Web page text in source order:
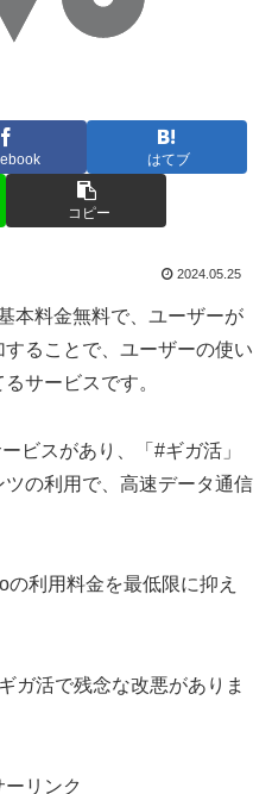
はてブ
コピー
2024.05.25
本料金無料で、ユーザーが
ることで、ユーザーの使い
サービスです。
ビスがあり、「#ギガ活」
の利用で、高速データ通信
利用料金を最低限に抑え
ガ活で残念な改悪がありま
ーリンク